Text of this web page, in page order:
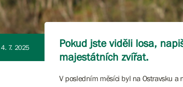
4. 7. 2025
Pokud jste viděli losa,
majestátních zvířat.
V posledním měsíci byl na Ostravsku a